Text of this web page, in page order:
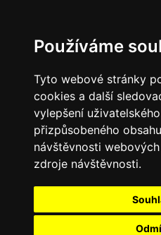
Používáme
Tyto webové stránky
cookies a další
vylepšení
přizpůsobeného
návštěvnosti
zdroje návštěvnosti.